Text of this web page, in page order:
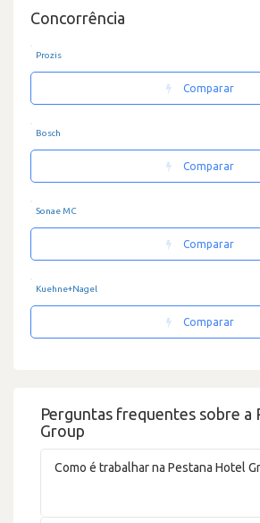
Perguntas frequentes sobre a
Group
Como é trabalhar na Pestana Hotel
Concorrência
Prozis
Comparar
Bosch
Comparar
Sonae MC
Comparar
Kuehne+Nagel
Comparar